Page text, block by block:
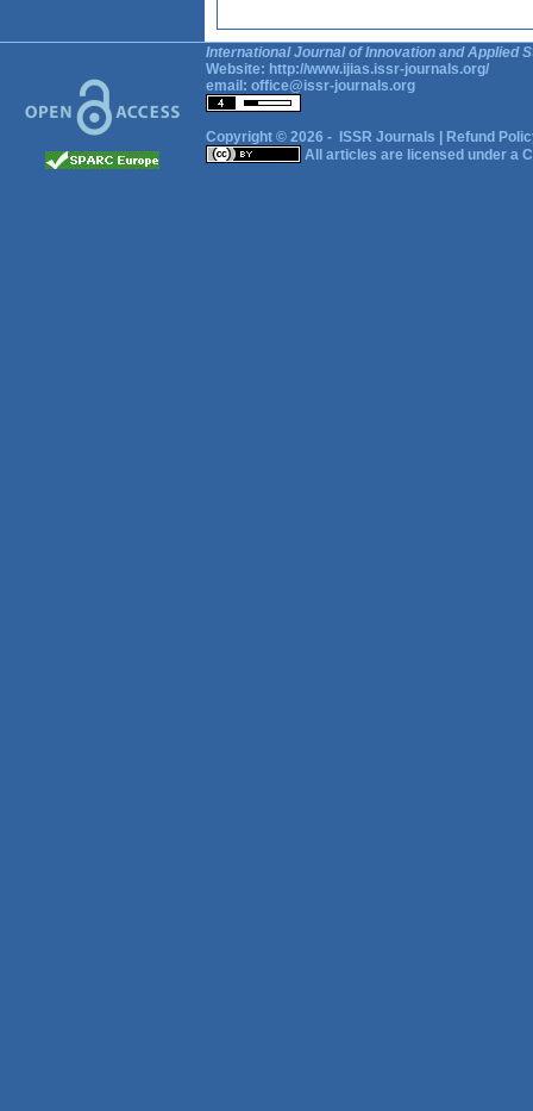
International Journal of Innovation and Applied
Website: http://www.ijias.issr-journals.org/
email: office@issr-journals.org
Copyright © 2026 - ISSR Journals
Refund
All articles are licensed under a